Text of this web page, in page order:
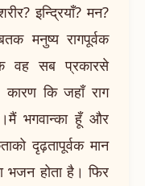
इन्द्रियाँ? मन?
मनुष्य रागपूर्वक
वह सब प्रकारसे
कि जहाँ राग
भगवान्का हूँ और
दृढ़तापूर्वक मान
भजन होता है। फिर